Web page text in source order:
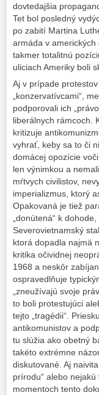
dovtedajšia
Tet bol posledný
po zabití Martina
armáda v
takmer totalitnú
uliciach Ameriky boli
Aj v prípade
„konzervatívcami“,
podporovali ich
liberálnych rámcoch.
kritizuje
vyhrať, keby sa to či
domácej opozície
len výnimkou a
mŕtvych civilistov,
imperializmus, ktorý
Opakovaná je tiež
„donútená“ k
Severovietnamský
ktorá dopadla najmä
kritika očividnej
1968 a neskôr
ospravedlňuje
„zneužívajú svoje
to boli protestujúci
tejto „tragédii“.
antikomunistov a
tu slúžia ako obetný
takéto extrémne
diskutované. Aj
prírodu“ alebo
momentoch tento